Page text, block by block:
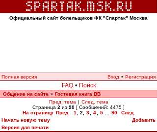
Официальный сайт болельщиков ФК "Спартак" Москва
Полная версия Вход • Регистрация
FAQ • Поиск
Общение на сайте » Гостевая книга ВВ
Пред. тема | След. тема
Страница 2 из 90 [ Сообщений: 4475 ]
На страницу Пред. 1 2 3 4 5 90
След.
Начать новую тему
Добавить
Версия для печати